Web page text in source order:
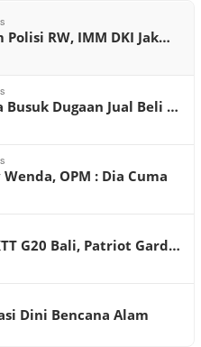
RW, IMM DKI Jak…
Busuk Dugaan Jual Beli …
OPM : Dia Cuma
G20 Bali, Patriot Gard…
Dini Bencana Alam